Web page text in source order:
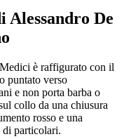
Alessandro De
è raffigurato con il
puntato verso
e non porta barba o
collo da una chiusura
rosso e una
di particolari.